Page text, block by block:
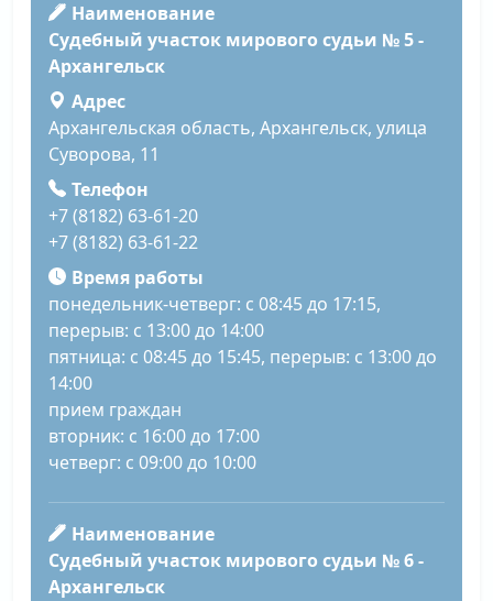
Наименование
Судебный участок мирового судьи № 5 -
Архангельск
Адрес
Архангельская область, Архангельск, улица
Суворова, 11
Телефон
+7 (8182) 63-61-20
+7 (8182) 63-61-22
Время работы
понедельник-четверг: с 08:45 до 17:15,
перерыв: с 13:00 до 14:00
пятница: с 08:45 до 15:45, перерыв: с 13:00 до
14:00
прием граждан
вторник: с 16:00 до 17:00
четверг: с 09:00 до 10:00
Наименование
Судебный участок мирового судьи № 6 -
Архангельск